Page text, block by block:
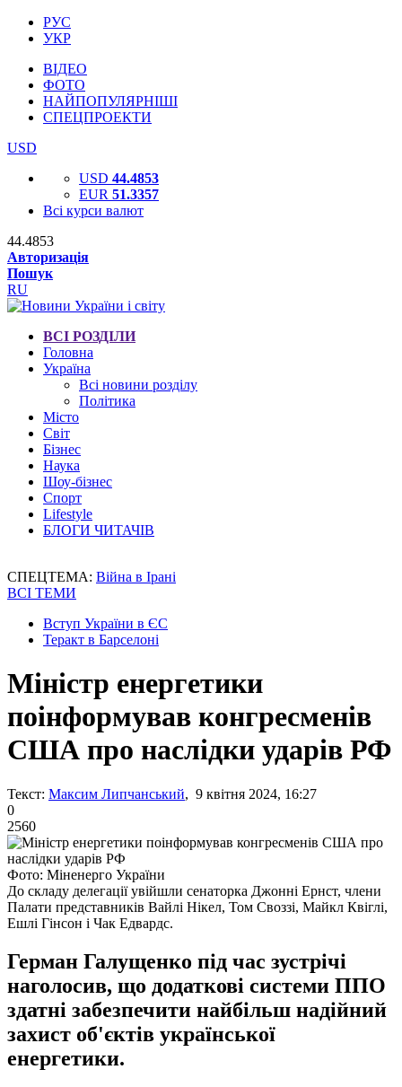
РУС
УКР
ВІДЕО
ФОТО
НАЙПОПУЛЯРНІШІ
СПЕЦПРОЕКТИ
USD
USD 44.4853
EUR 51.3357
Всі курси валют
44.4853
Авторизація
Пошук
RU
ВСІ РОЗДІЛИ
Головна
Україна
Всі новини розділу
Політика
Місто
Світ
Бізнес
Наука
Шоу-бізнес
Спорт
Lifestyle
БЛОГИ ЧИТАЧІВ
СПЕЦТЕМА: Війна в Ірані
ВСІ ТЕМИ
Вступ України в ЄС
Теракт в Барселоні
Міністр енергетики
поінформував конгресменів
США про наслідки ударів РФ
Текст: Максим Липчанський, 9 квітня 2024, 16:27
0
2560
Фото: Міненерго України
До складу делегації увійшли сенаторка Джонні Ернст, члени
Палати представників Вайлі Нікел, Том Своззі, Майкл Квіглі,
Ешлі Гінсон і Чак Едвардс.
Герман Галущенко під час зустрічі
наголосив, що додаткові системи ППО
здатні забезпечити найбільш надійний
захист об'єктів української
енергетики.